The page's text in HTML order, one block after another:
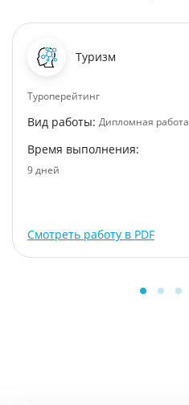
Туризм
Туроперейтинг
Вид работы: Дипломная работа
Время выполнения:
9 дней
Смотреть работу в PDF